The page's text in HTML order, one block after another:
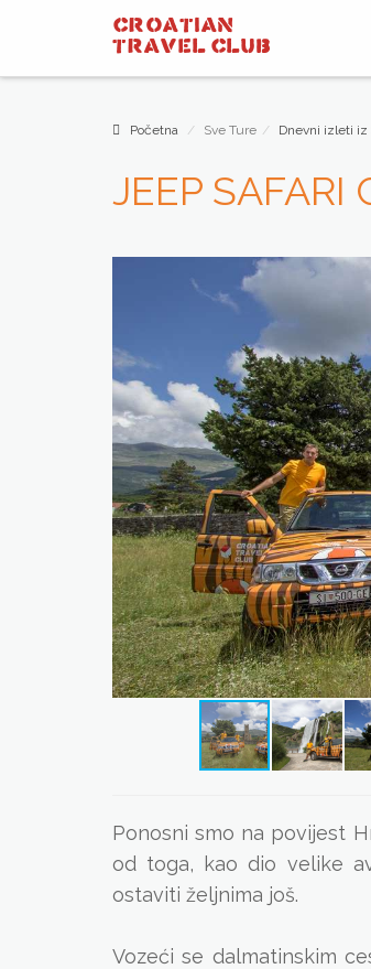
CROATIAN
TRAVEL CLUB
Početna Sve Ture Dnevni izleti iz
JEEP SAFARI
Ponosni smo na povijest
od toga, kao dio velike
ostaviti željnima još.
Vozeći se dalmatinskim